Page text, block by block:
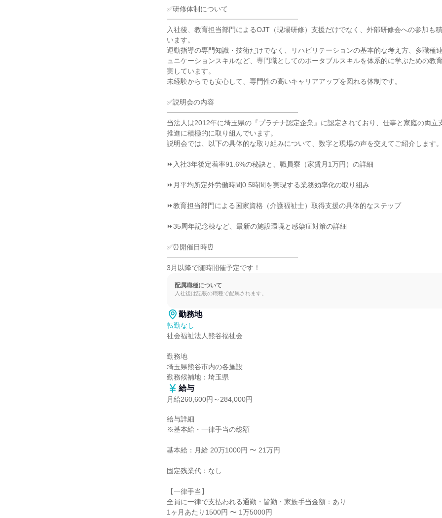
✅研修体制について
━━━━━━━━━━━━━━━━━━━
入社後、教育担当部門によるOJT（現場研修）支援だけでなく、外部研修会への参加も
います。
運動指導の専門知識・技術だけでなく、リハビリテーションの基本的な考え方、多職種
ュニケーションスキルなど、専門職としてのポータブルスキルを体系的に学ぶための教
実しています。
未経験からでも安心して、専門性の高いキャリアアップを図れる体制です。
✅説明会の内容
━━━━━━━━━━━━━━━━━━━
当法人は2012年に埼玉県の『プラチナ認定企業』に認定されており、仕事と家庭の両立
推進に積極的に取り組んでいます。
説明会では、以下の具体的な取り組みについて、数字と現場の声を交えてご紹介します。
⏩入社3年後定着率91.6%の秘訣と、職員寮（家賃月1万円）の詳細
⏩月平均所定外労働時間0.5時間を実現する業務効率化の取り組み
⏩教育担当部門による国家資格（介護福祉士）取得支援の具体的なステップ
⏩35周年記念棟など、最新の施設環境と感染症対策の詳細
✅⏰開催日時⏰
━━━━━━━━━━━━━━━━━━━
3月以降で随時開催予定です！
配属職種について
入社後は記載の職種で配属されます。
勤務地
転勤なし
社会福祉法人熊谷福祉会
勤務地
埼玉県熊谷市内の各施設
勤務候補地：埼玉県
給与
月給260,600円～284,000円
給与詳細
※基本給・一律手当の総額
基本給：月給 20万1000円 〜 21万円
固定残業代：なし
【一律手当】
全員に一律で支払われる通勤・皆勤・家族手当金額：あり
1ヶ月あたり1500円 〜 1万5000円